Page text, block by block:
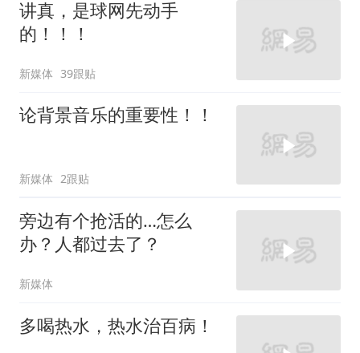
讲真，是球网先动手
的！！！
新媒体 39跟贴
论背景音乐的重要性！！
新媒体 2跟贴
旁边有个抢活的…怎么
办？人都过去了？
新媒体
多喝热水，热水治百病！